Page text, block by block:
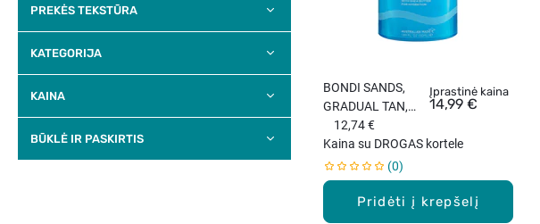
PREKĖS TEKSTŪRA
KATEGORIJA
KAINA
BŪKLĖ IR PASKIRTIS
Pridėti į krepšelį
BONDI SANDS,
GRADUAL TAN,
įdegį palaipsniui
suteikiantis veido
losijonas, 50 ml.
Įprastinė kaina
14,99 €
12,74 €
Kaina su DROGAS kortele
0